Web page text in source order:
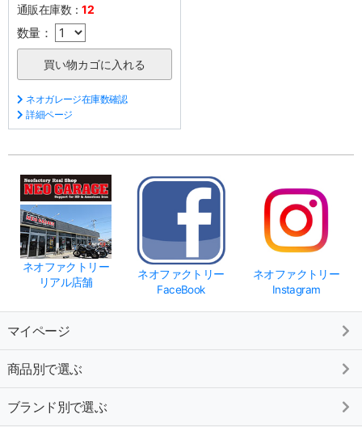
通販在庫数：12
数量：
ネオガレージ在庫数確認
詳細ページ
ネオファクトリー
リアル店舗
ネオファクトリー
FaceBook
ネオファクトリー
Instagram
マイページ
商品別で選ぶ
ブランド別で選ぶ